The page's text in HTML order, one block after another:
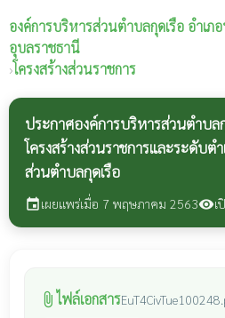
องค์การบริหารส่วนตำบลกุดเรือ อำเภ
อุบลราชธานี
›โครงสร้างส่วนราชการ
ประกาศองค์การบริหารส่วนตำบล
โครงสร้างส่วนราชการและระดับ
ส่วนตำบลกุดเรือ
eventเผยแพร่เมื่อ 7 พฤษภาคม 2563visibilityเ
attach_file ไฟล์เอกสาร